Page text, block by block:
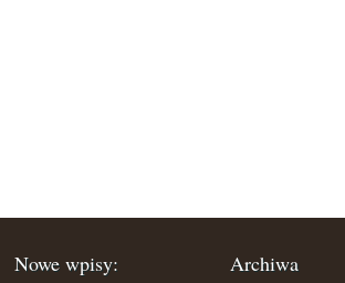
Nowe wpisy: Archiwa